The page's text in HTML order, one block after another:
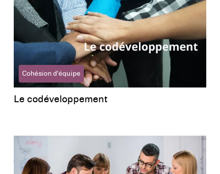
Cohésion d'équipe
Le codéveloppement